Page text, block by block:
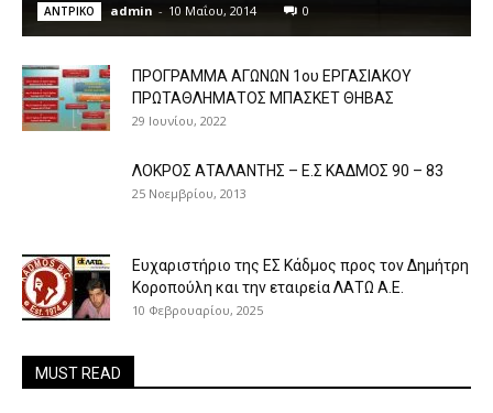
ΑΝTΡΙΚΟ admin - 10 Μαΐου, 2014 0
ΠΡΟΓΡΑΜΜΑ ΑΓΩΝΩΝ 1ου ΕΡΓΑΣΙΑΚΟΥ
ΠΡΩΤΑΘΛΗΜΑΤΟΣ ΜΠΑΣΚΕΤ ΘΗΒΑΣ
29 Ιουνίου, 2022
ΛΟΚΡΟΣ ΑΤΑΛΑΝΤΗΣ – Ε.Σ ΚΑΔΜΟΣ 90 – 83
25 Νοεμβρίου, 2013
Ευχαριστήριο της ΕΣ Κάδμος προς τον Δημήτρη
Κοροπούλη και την εταιρεία ΛΑΤΩ Α.Ε.
10 Φεβρουαρίου, 2025
MUST READ